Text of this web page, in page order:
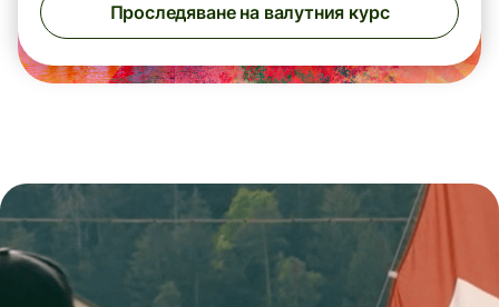
Проследяване на валутния курс